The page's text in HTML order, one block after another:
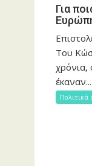
Για
Του
χρόνια,
έκαναν...
Πολιτικά